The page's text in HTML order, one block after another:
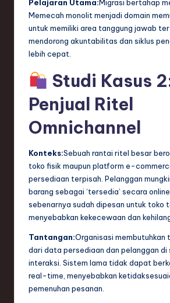
Pelajaran Utama:Migrasi bertahap
Memecah monolit menjadi domain
untuk memiliki area tanggung jawab
mendorong akuntabilitas dan siklus
lebih cepat.
Studi Kasus
Penjual Ritel
Omnichannel
Konteks:Sebuah rantai ritel besar
toko fisik maupun platform e-
persediaan terpisah. Pelanggan
barang sebagai ‘tersedia’ secara
sebenarnya sudah dipesan untuk toko
menyebabkan kekecewaan dan
Tantangan:Organisasi membutuhkan
dari data persediaan dan pelanggan di
interaksi. Sistem lama tidak dapat
real-time, menyebabkan
pemenuhan pesanan.